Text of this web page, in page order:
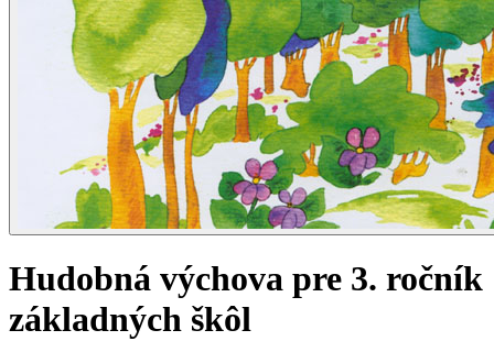
Hudobná výchova pre 3. ročník
základných škôl